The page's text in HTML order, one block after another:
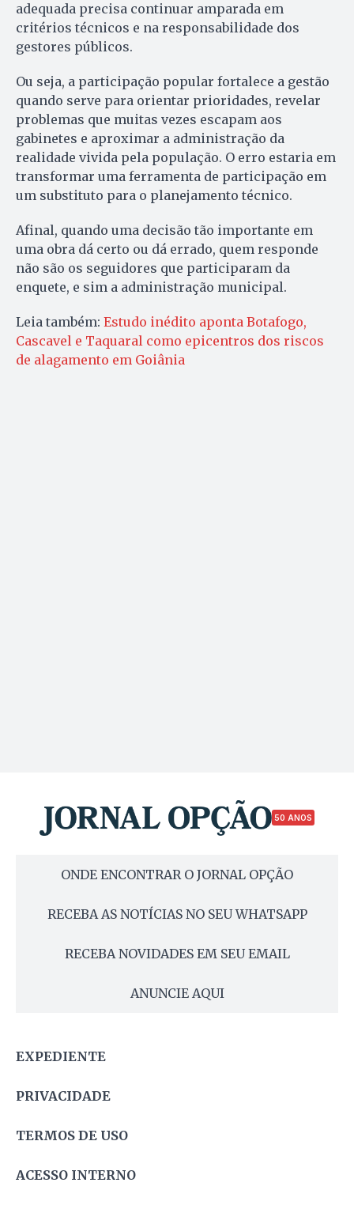
adequada precisa continuar amparada em
critérios técnicos e na responsabilidade dos
gestores públicos.
Ou seja, a participação popular fortalece a gestão
quando serve para orientar prioridades, revelar
problemas que muitas vezes escapam aos
gabinetes e aproximar a administração da
realidade vivida pela população. O erro estaria em
transformar uma ferramenta de participação em
um substituto para o planejamento técnico.
Afinal, quando uma decisão tão importante em
uma obra dá certo ou dá errado, quem responde
não são os seguidores que participaram da
enquete, e sim a administração municipal.
Leia também: Estudo inédito aponta Botafogo,
Cascavel e Taquaral como epicentros dos riscos
de alagamento em Goiânia
50 ANOS
ONDE ENCONTRAR O JORNAL OPÇÃO
RECEBA AS NOTÍCIAS NO SEU WHATSAPP
RECEBA NOVIDADES EM SEU EMAIL
ANUNCIE AQUI
EXPEDIENTE
PRIVACIDADE
TERMOS DE USO
ACESSO INTERNO